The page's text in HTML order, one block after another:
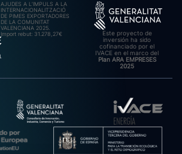
AJUDES A L’IMPULS A LA
INTERNACIONALITZACIÓ
DE PIMES EXPORTADORES
DE LA COMUNITAT
VALENCIANA 2025.
Import rebut: 31.278,27€
Este proyecto de
inversión ha sido
cofinanciado por el
IVACE en el marco del
Plan ARA EMPRESES
2025